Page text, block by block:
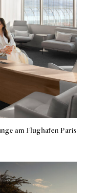
am Flughafen Paris